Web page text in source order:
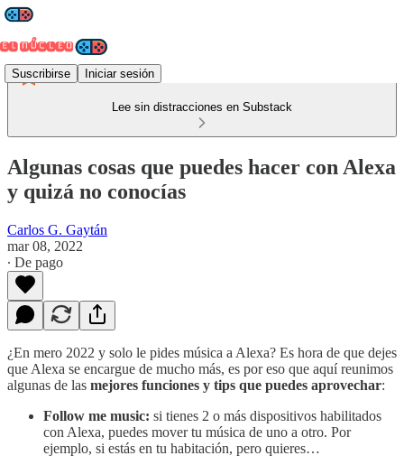
Suscribirse Iniciar sesión
Lee sin distracciones en Substack
Algunas cosas que puedes hacer con Alexa
y quizá no conocías
Carlos G. Gaytán
mar 08, 2022
∙ De pago
¿En mero 2022 y solo le pides música a Alexa? Es hora de que dejes
que Alexa se encargue de mucho más, es por eso que aquí reunimos
algunas de las mejores funciones y tips que puedes aprovechar:
Follow me music: si tienes 2 o más dispositivos habilitados
con Alexa, puedes mover tu música de uno a otro. Por
ejemplo, si estás en tu habitación, pero quieres…